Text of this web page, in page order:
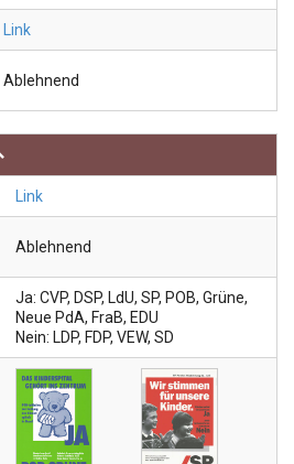
Link
Ablehnend
Link
Ablehnend
Ja: CVP, DSP, LdU, SP, POB, Grüne,
Neue PdA, FraB, EDU
Nein: LDP, FDP, VEW, SD